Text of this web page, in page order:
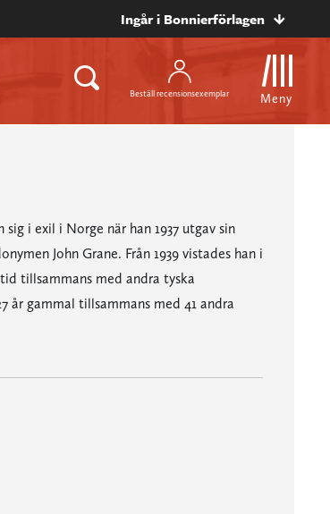
Ingår i Bonnierförlagen
Beställ recensionsexemplar Meny
sig i exil i Norge när han 1937 utgav sin
John Grane. Från 1939 vistades han i
tillsammans med andra tyska
år gammal tillsammans med 41 andra